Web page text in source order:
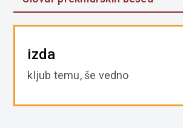
izda
kljub temu, še vedno